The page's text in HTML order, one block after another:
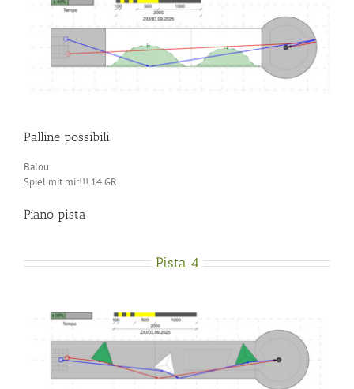
Palline possibili
Balou
Spiel mit mir!!! 14 GR
Piano pista
Pista 4